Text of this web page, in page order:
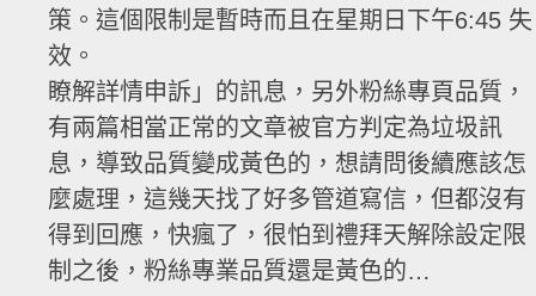
策。這個限制是暫時而且在星期日下午6:45 失
效。
瞭解詳情申訴」的訊息，另外粉絲專頁品質，
有兩篇相當正常的文章被官方判定為垃圾訊
息，導致品質變成黃色的，想請問後續應該怎
麼處理，這幾天找了好多管道寫信，但都沒有
得到回應，快瘋了，很怕到禮拜天解除設定限
制之後，粉絲專業品質還是黃色的…